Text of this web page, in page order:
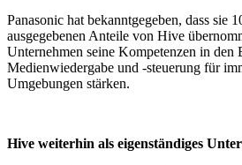
Panasonic hat bekanntgegeben, dass sie
ausgegebenen Anteile von Hive
Unternehmen seine Kompetenzen in den
Medienwiedergabe und -steuerung für
Umgebungen stärken.
Hive weiterhin als eigenständiges